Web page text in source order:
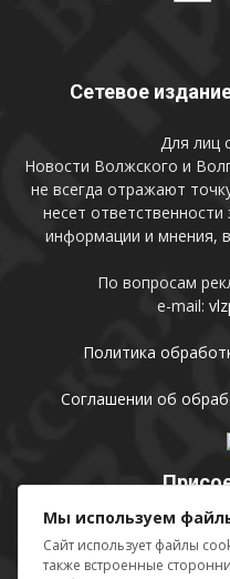
Сетевое
Для лиц
Новости Волжского и
не всегда отражают
несет
информации и мнения,
По вопросам
e-mail:
Политика
Соглашении об
Мы используем
Сайт использует файлы
также встроенные